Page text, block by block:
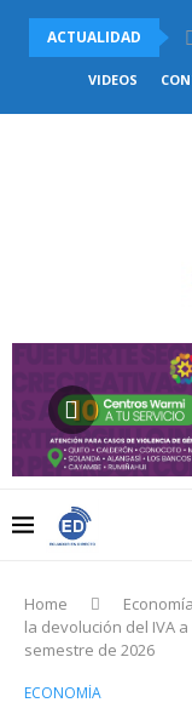
ACTUALIDAD
PABEL MUÑOZ
VIDEOS
Home Economía
la devolución del IVA
semestre de 2026
ECONOMÍA